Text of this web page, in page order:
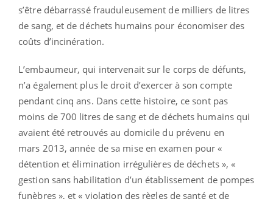
s’être débarrassé frauduleusement de milliers de litres
de sang, et de déchets humains pour économiser des
coûts d’incinération.
L’embaumeur, qui intervenait sur le corps de défunts,
n’a également plus le droit d’exercer à son compte
pendant cinq ans. Dans cette histoire, ce sont pas
moins de 700 litres de sang et de déchets humains qui
avaient été retrouvés au domicile du prévenu en
mars 2013, année de sa mise en examen pour «
détention et élimination irrégulières de déchets », «
gestion sans habilitation d’un établissement de pompes
funèbres », et « violation des règles de santé et de